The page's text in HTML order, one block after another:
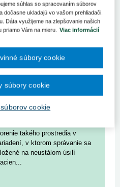
utópia
takého prostredia v
v ktorom správanie sa
na neustálom úsilí
súhlas so spracovaním súborov
ukladajú vo vašom prehliadači.
Dáta využijeme na zlepšovanie našich
Vám na mieru.
Viac informácií
cookie
súbory cookie
súbory cookie